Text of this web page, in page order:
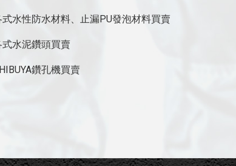
式水性防水材料、止漏PU發泡材料買賣
式水泥鑽頭買賣
鑽孔機買賣